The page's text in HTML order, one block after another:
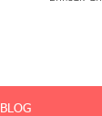
BLOG